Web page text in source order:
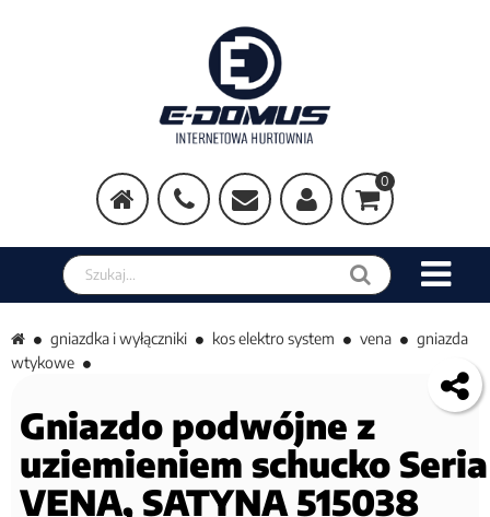
0
Szukaj w sklepie
gniazdka i wyłączniki kos elektro system vena
gniazda
wtykowe
Gniazdo podwójne z
uziemieniem schucko Seria
VENA, SATYNA 515038